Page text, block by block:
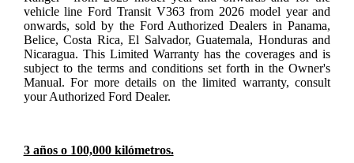
vehicle line Ford Transit V363 from 2026 model year and
onwards, sold by the Ford Authorized Dealers in Panama,
Belice, Costa Rica, El Salvador, Guatemala, Honduras and
Nicaragua. This Limited Warranty has the coverages and is
subject to the terms and conditions set forth in the Owner's
Manual. For more details on the limited warranty, consult
your Authorized Ford Dealer.
3 años o 100,000 kilómetros.